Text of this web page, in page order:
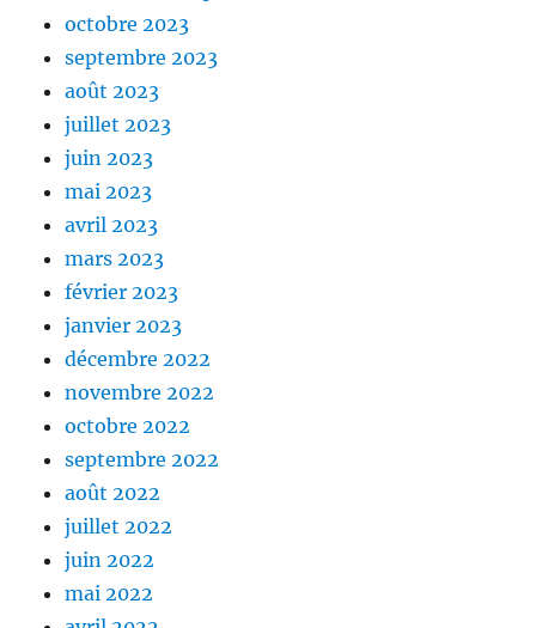
octobre 2023
septembre 2023
août 2023
juillet 2023
juin 2023
mai 2023
avril 2023
mars 2023
février 2023
janvier 2023
décembre 2022
novembre 2022
octobre 2022
septembre 2022
août 2022
juillet 2022
juin 2022
mai 2022